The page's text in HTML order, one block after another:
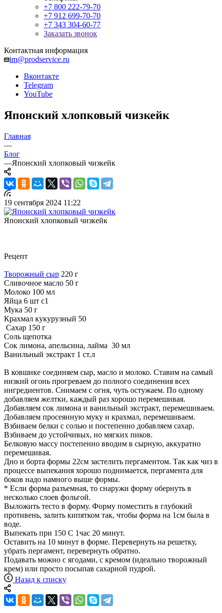
+7 800 222-79-70
+7 912 699-70-70
+7 343 304-60-77
Заказать звонок
Контактная информация
im@prodservice.ru
Вконтакте
Telegram
YouTube
Японский хлопковый чизкейк
Главная
—
Блог
—Японский хлопковый чизкейк
19 сентября 2024 11:22
Японский хлопковый чизкейк
Рецепт
Творожный сыр 220 г
Сливочное масло 50 г
Молоко 100 мл
Яйца 6 шт с1
Мука 50 г
Крахмал кукурузный 50
Сахар 150 г
Соль щепотка
Сок лимона, апельсина, лайма 30 мл
Ванильный экстракт 1 ст.л
В ковшике соединяем сыр, масло и молоко. Ставим на самый
низкий огонь прогреваем до полного соединения всех
ингредиентов. Снимаем с огня, чуть остужаем. По одному
добавляем желтки, каждый раз хорошо перемешивая.
Добавляем сок лимона и ванильный экстракт, перемешиваем.
Добавляем просеянную муку и крахмал, перемешиваем.
Взбиваем белки с солью и постепенно добавляем сахар.
Взбиваем до устойчивых, но мягких пиков.
Белковую массу постепенно вводим в сырную, аккуратно
перемешивая.
Дно и борта формы 22см застелить пергаментом. Так как чиз в
процессе выпекания хорошо поднимается, пергамента для
боков надо намного выше формы.
* Если форма разъемная, то снаружи форму обернуть в
несколько слоев фольгой.
Выложить тесто в форму. Форму поместить в глубокий
противень, залить кипятком так, чтобы форма на 1см была в
воде.
Выпекать при 150 С 1час 20 минут.
Оставить на 10 минут в форме. Перевернуть на решетку,
убрать пергамент, перевернуть обратно.
Подавать можно с ягодами, с кремом (идеально творожный
крем) или просто посыпав сахарной пудрой.
Назад к списку